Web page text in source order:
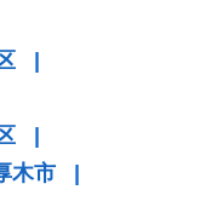
|
|
木市
|